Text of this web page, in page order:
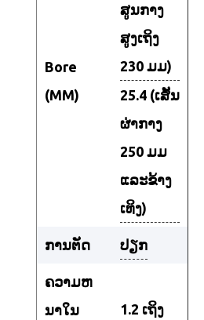
Bore
(MM)
ສູນກາງ
ສູງເຖິງ
230 ມມ)
25.4 (ເສັ້ນ
ຜ່າກາງ
250 ມມ
ແລະຂ້າງ
ເທິງ)
ການຕັດ ປຽກ
ຄວາມຫ
ນາໃນ
1.2 ເຖິງ